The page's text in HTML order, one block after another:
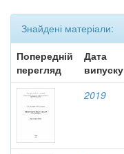
Знайдені матеріали:
Попередній
перегляд
Дата
випуску
2019